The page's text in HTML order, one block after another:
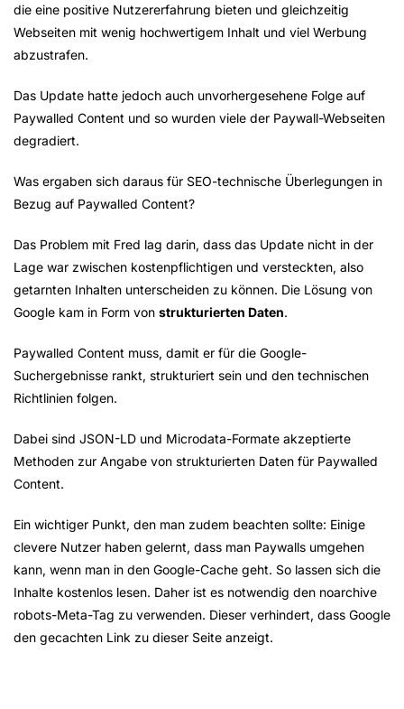
die eine positive Nutzererfahrung bieten und gleichzeitig
Webseiten mit wenig hochwertigem Inhalt und viel Werbung
abzustrafen.
Das Update hatte jedoch auch unvorhergesehene Folge auf
Paywalled Content und so wurden viele der Paywall-Webseiten
degradiert.
Was ergaben sich daraus für SEO-technische Überlegungen in
Bezug auf Paywalled Content?
Das Problem mit Fred lag darin, dass das Update nicht in der
Lage war zwischen kostenpflichtigen und versteckten, also
getarnten Inhalten unterscheiden zu können. Die Lösung von
Google kam in Form von strukturierten Daten.
Paywalled Content muss, damit er für die Google-
Suchergebnisse rankt, strukturiert sein und den technischen
Richtlinien folgen.
Dabei sind JSON-LD und Microdata-Formate akzeptierte
Methoden zur Angabe von strukturierten Daten für Paywalled
Content.
Ein wichtiger Punkt, den man zudem beachten sollte: Einige
clevere Nutzer haben gelernt, dass man Paywalls umgehen
kann, wenn man in den Google-Cache geht. So lassen sich die
Inhalte kostenlos lesen. Daher ist es notwendig den noarchive
robots-Meta-Tag zu verwenden. Dieser verhindert, dass Google
den gecachten Link zu dieser Seite anzeigt.